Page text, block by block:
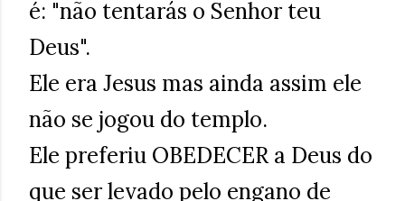
é: "não tentarás o Senhor teu
Deus".
Ele era Jesus mas ainda assim ele
não se jogou do templo.
Ele preferiu OBEDECER a Deus do
que ser levado pelo engano de